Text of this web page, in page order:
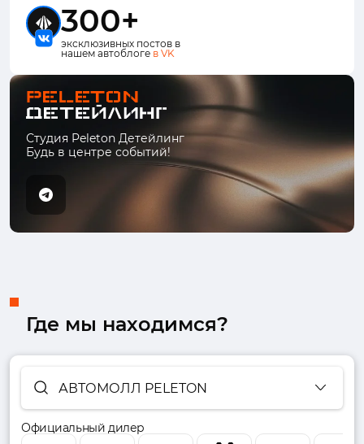
300+
эксклюзивных постов в
нашем автоблоге в VK
Студия Peleton Детейлинг
Будь в центре событий!
Где мы находимся?
АВТОМОЛЛ PELETON
Официальный дилер